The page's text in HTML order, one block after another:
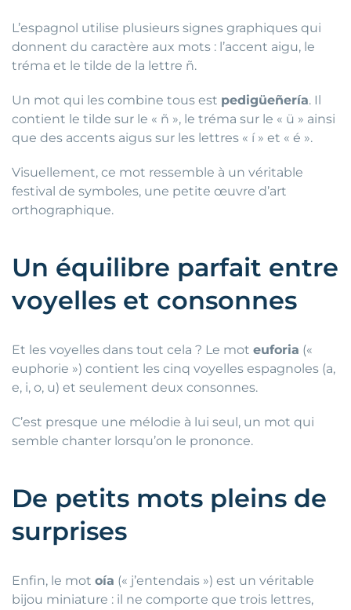
L’espagnol utilise plusieurs signes graphiques qui
donnent du caractère aux mots : l’accent aigu, le
tréma et le tilde de la lettre ñ.
Un mot qui les combine tous est pedigüeñería. Il
contient le tilde sur le « ñ », le tréma sur le « ü » ainsi
que des accents aigus sur les lettres « í » et « é ».
Visuellement, ce mot ressemble à un véritable
festival de symboles, une petite œuvre d’art
orthographique.
Un équilibre parfait entre
voyelles et consonnes
Et les voyelles dans tout cela ? Le mot euforia («
euphorie ») contient les cinq voyelles espagnoles (a,
e, i, o, u) et seulement deux consonnes.
C’est presque une mélodie à lui seul, un mot qui
semble chanter lorsqu’on le prononce.
De petits mots pleins de
surprises
Enfin, le mot oía (« j’entendais ») est un véritable
bijou miniature : il ne comporte que trois lettres,